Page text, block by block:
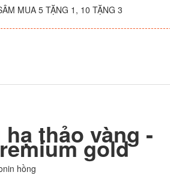
MUA 5 TẶNG 1, 10 TẶNG 3
thảo vàng -
gold
hồng